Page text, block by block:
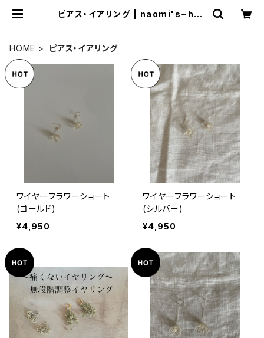
ピアス・イアリング | naomi's~han
HOME ピアス・イアリング
ワイヤーフラワーショート
(ゴールド)
¥4,950
ワイヤーフラワーショート
(シルバー)
¥4,950